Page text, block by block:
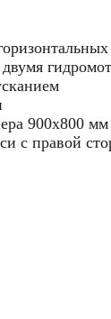
900х800 мм
с правой